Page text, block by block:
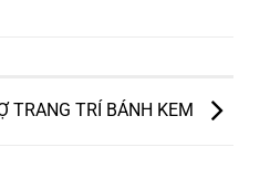
TRANG TRÍ BÁNH KEM